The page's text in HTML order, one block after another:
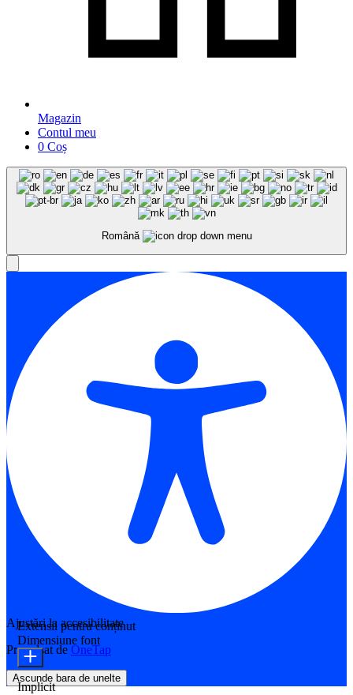
Magazin
Contul meu
0 Coș
Română
Ajustări la accesibilitate
Propulsat de OneTap
Ascunde bara de unelte
Extensii pentru conținut
Dimensiune font
Implicit